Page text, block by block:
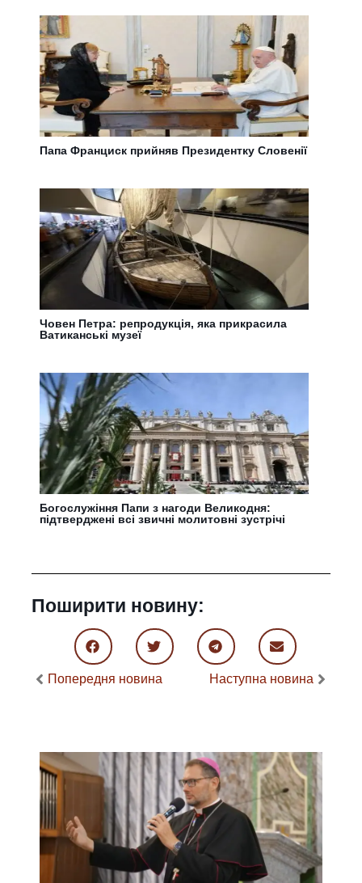
Папа Франциск прийняв Президентку Словенії
Човен Петра: репродукція, яка прикрасила
Ватиканські музеї
Богослужіння Папи з нагоди Великодня:
підтверджені всі звичні молитовні зустрічі
Поширити новину:
Попередня новина Наступна новина